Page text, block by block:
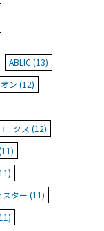
ABLIC (13)
ン (12)
ニクス (12)
スター (11)